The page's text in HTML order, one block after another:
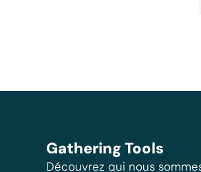
Gathering Tools
Découvrez qui nous